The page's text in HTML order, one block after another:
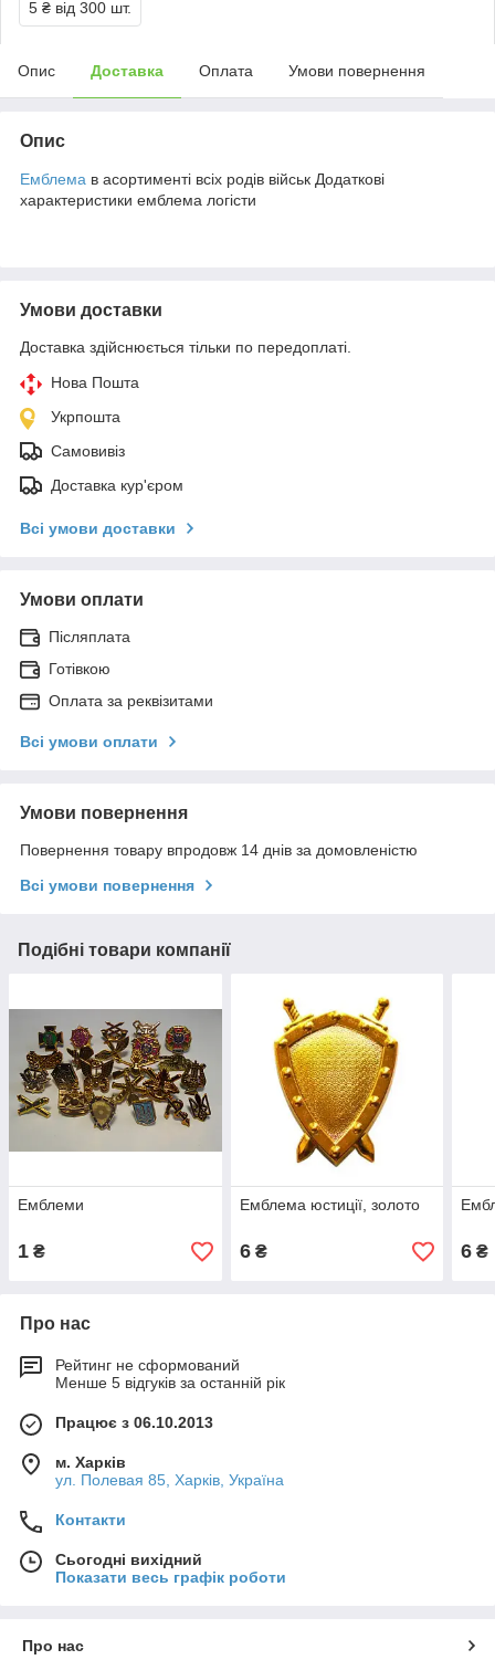
5 ₴ від 300 шт.
Опис Доставка Оплата Умови повернення
Опис
Емблема в асортименті всіх родів військ Додаткові
характеристики емблема логісти
Умови доставки
Доставка здійснюється тільки по передоплаті.
Нова Пошта
Укрпошта
Самовивіз
Доставка кур'єром
Всі умови доставки
Умови оплати
Післяплата
Готівкою
Оплата за реквізитами
Всі умови оплати
Умови повернення
Повернення товару впродовж 14 днів за домовленістю
Всі умови повернення
Подібні товари компанії
Емблеми
1 ₴
Емблема юстиції, золото
6₴ 6 ₴
Про нас
Рейтинг не сформований
Менше 5 відгуків за останній рік
Працює з 06.10.2013
м. Харків
ул. Полевая 85, Харків, Україна
Контакти
Сьогодні вихідний
Показати весь графік роботи
Про нас